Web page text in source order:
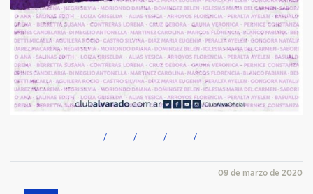
09 de marzo de 2020